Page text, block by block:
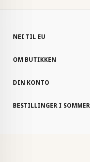
NEI TIL EU
OM BUTIKKEN
DIN KONTO
BESTILLINGER I SOMMER